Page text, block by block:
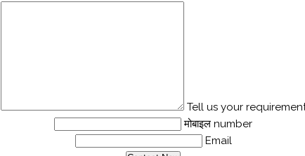
Tell us your
मोबाइल number
Email